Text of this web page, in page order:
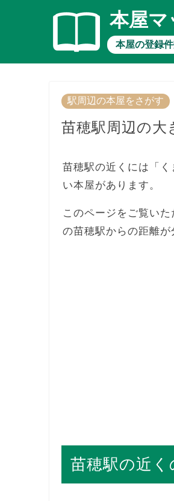
本屋マ
本屋の登録
駅周辺の本屋をさがす
苗穂駅周辺の大
苗穂駅の近くには「
い本屋があります。
このページをご覧い
の苗穂駅からの距離が
苗穂駅の近